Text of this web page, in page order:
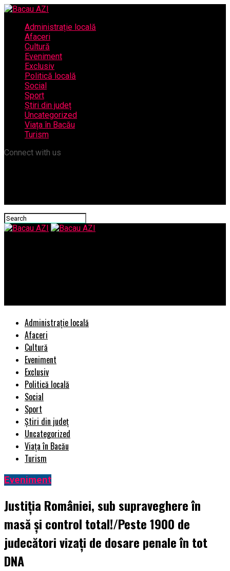
Administrație locală
Afaceri
Cultură
Eveniment
Exclusiv
Politică locală
Social
Sport
Știri din județ
Uncategorized
Viața în Bacău
Turism
Connect with us
Administrație locală
Afaceri
Cultură
Eveniment
Exclusiv
Politică locală
Social
Sport
Știri din județ
Uncategorized
Viața în Bacău
Turism
Eveniment
Justiţia României, sub supraveghere în
masă şi control total!/Peste 1900 de
judecători vizaţi de dosare penale în tot
DNA